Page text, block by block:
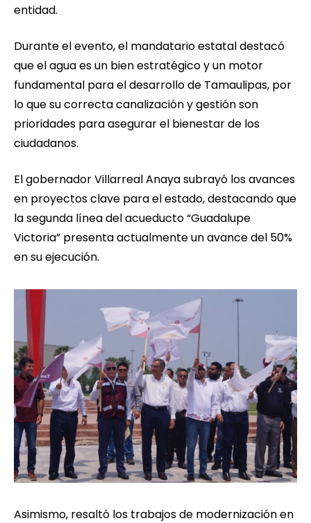
entidad.
Durante el evento, el mandatario estatal destacó
que el agua es un bien estratégico y un motor
fundamental para el desarrollo de Tamaulipas, por
lo que su correcta canalización y gestión son
prioridades para asegurar el bienestar de los
ciudadanos.
El gobernador Villarreal Anaya subrayó los avances
en proyectos clave para el estado, destacando que
la segunda línea del acueducto “Guadalupe
Victoria” presenta actualmente un avance del 50%
en su ejecución.
Asimismo, resaltó los trabajos de modernización en